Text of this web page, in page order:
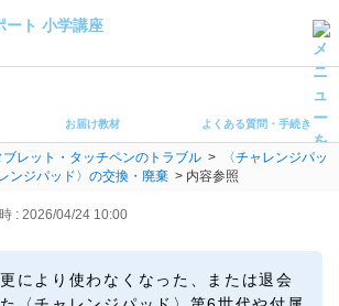
手続き
小学講座 トップ
各種お手続き
(手続き・照会)
お届け教材 よくある質問・手続き
ブレット・タッチペンのトラブル >
〈チャレンジパッ
レンジパッド〉の交換・廃棄 > 内容参照
: 2026/04/24 10:00
により使わなくなった、または退会